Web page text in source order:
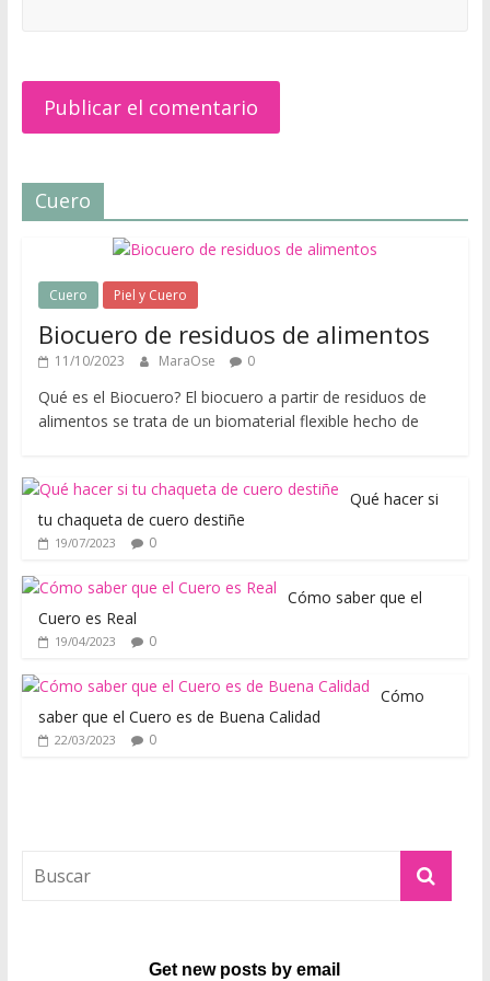
a
d
p
p
l
y
Cuero
Cuero Piel y Cuero
Biocuero de residuos de alimentos
11/10/2023 MaraOse 0
Qué es el Biocuero? El biocuero a partir de residuos de
alimentos se trata de un biomaterial flexible hecho de
Qué hacer si
tu chaqueta de cuero destiñe
19/07/2023 0
Cómo saber que el
Cuero es Real
19/04/2023 0
Cómo
saber que el Cuero es de Buena Calidad
22/03/2023 0
Get new posts by email